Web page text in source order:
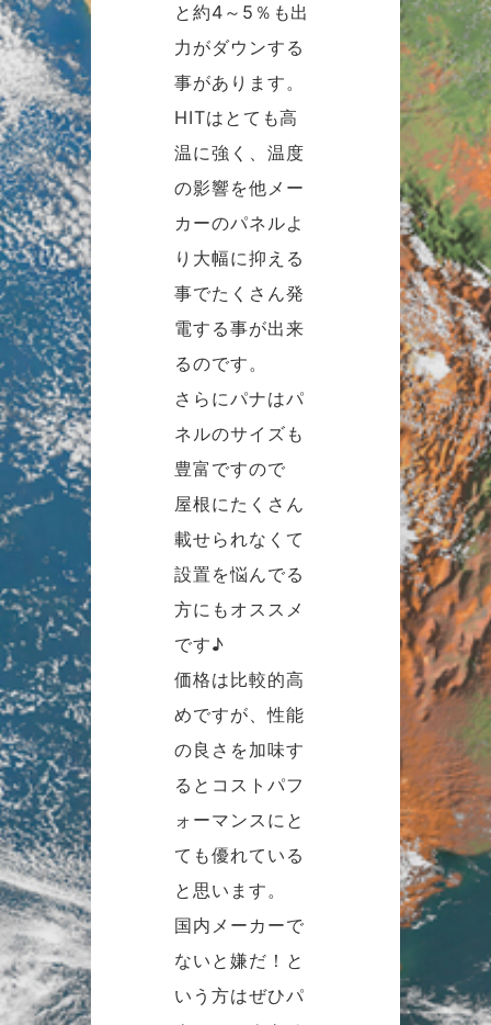
と約4～5％も出
力がダウンする
事があります。
HITはとても高
温に強く、温度
の影響を他メー
カーのパネルよ
り大幅に抑える
事でたくさん発
電する事が出来
るのです。
さらにパナはパ
ネルのサイズも
豊富ですので
屋根にたくさん
載せられなくて
設置を悩んでる
方にもオススメ
です♪
価格は比較的高
めですが、性能
の良さを加味す
るとコストパフ
ォーマンスにと
ても優れている
と思います。
国内メーカーで
ないと嫌だ！と
いう方はぜひパ